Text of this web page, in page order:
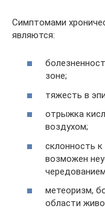
Симптомами
являются:
зоне;
тяжесть в
отрыжка
воздухом;
склонность
возможен
метеоризм,
области